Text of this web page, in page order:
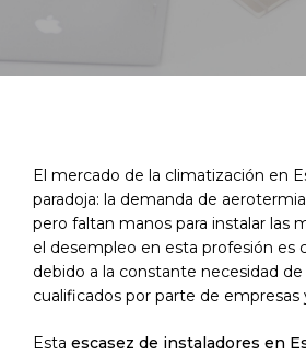
El mercado de la climatización en
paradoja: la demanda de
pero faltan manos para instalar las
el desempleo en esta profesión es
debido a la constante necesidad
cualificados por parte de empresas
Estaescasez de instaladores en